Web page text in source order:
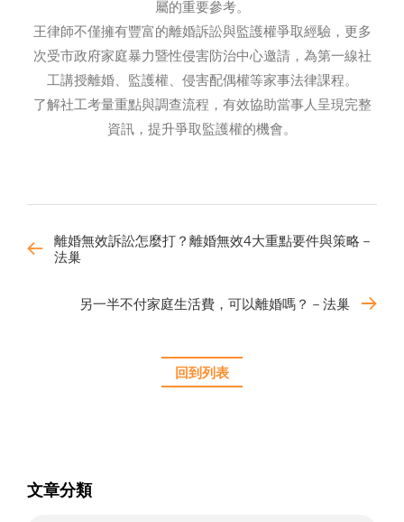
屬的重要參考。
王律師不僅擁有豐富的離婚訴訟與監護權爭取經驗，更多
次受市政府家庭暴力暨性侵害防治中心邀請，為第一線社
工講授離婚、監護權、侵害配偶權等家事法律課程。
了解社工考量重點與調查流程，有效協助當事人呈現完整
資訊，提升爭取監護權的機會。
離婚無效訴訟怎麼打？離婚無效4大重點要件與策略－
法巢
另一半不付家庭生活費，可以離婚嗎？－法巢
回到列表
文章分類